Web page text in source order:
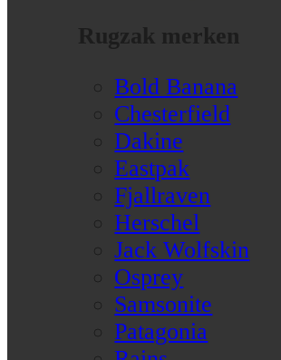
Rugzak merken
Bold Banana
Chesterfield
Dakine
Eastpak
Fjallraven
Herschel
Jack Wolfskin
Osprey
Samsonite
Patagonia